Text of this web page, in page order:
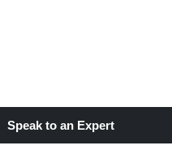
Speak to an Expert